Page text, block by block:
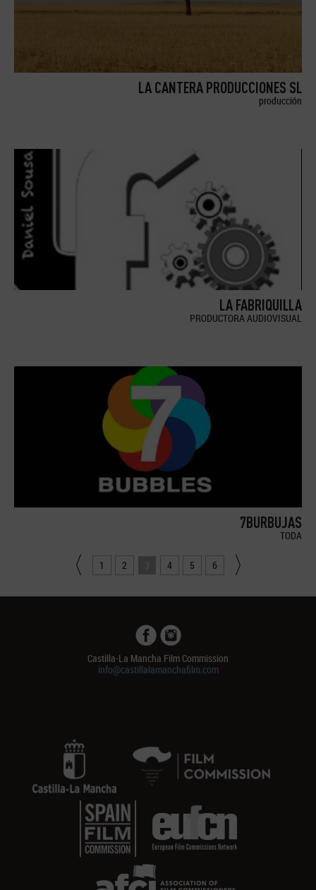
LA CANTERA PRODUCCIONES SL
producción
LA FABRIQUILLA
PRODUCTORA AUDIOVISUAL
7BURBUJAS
TODA
1 2 3 4 5 6
Castilla-La Mancha Film Commission
info@castillalamanchafilm.com